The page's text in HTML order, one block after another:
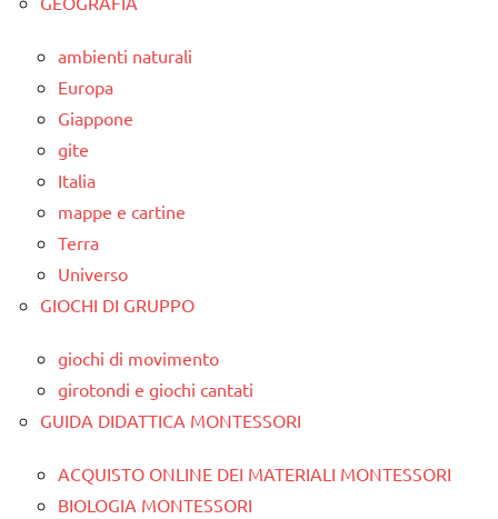
ambienti naturali
Europa
Giappone
gite
Italia
mappe e cartine
Terra
Universo
GIOCHI DI GRUPPO
giochi di movimento
girotondi e giochi cantati
GUIDA DIDATTICA MONTESSORI
ACQUISTO ONLINE DEI MATERIALI MONTESSORI
BIOLOGIA MONTESSORI